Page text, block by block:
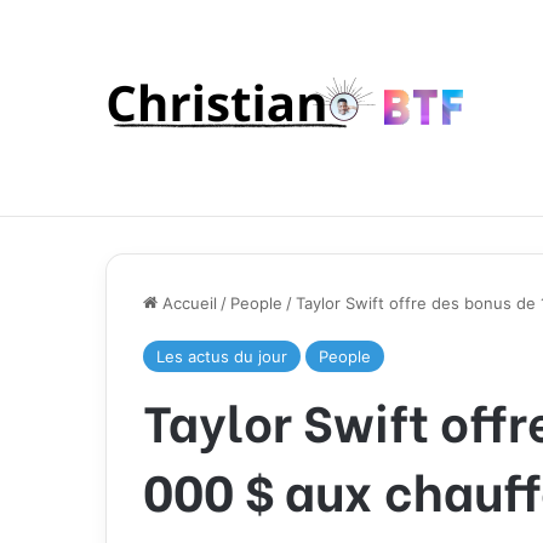
Accueil / People /Taylor Swift offre des bonus de
Les actus du jour People
Taylor Swift
000 $ aux